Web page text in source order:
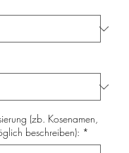
(zb. Kosenamen,
beschreiben): *